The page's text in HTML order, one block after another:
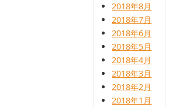
2018年8月
2018年7月
2018年6月
2018年5月
2018年4月
2018年3月
2018年2月
2018年1月